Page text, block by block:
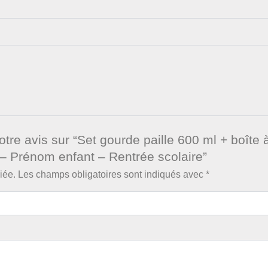
avis sur “Set gourde paille 600 ml + boîte
Prénom enfant – Rentrée scolaire”
Les champs obligatoires sont indiqués avec *